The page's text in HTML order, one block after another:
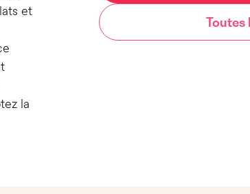
et
la
Toutes